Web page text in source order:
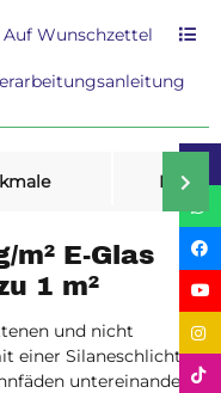
Auf Wunschzettel
E-Glas
1 m²
und nicht
einer Silaneschlichte
untereinander